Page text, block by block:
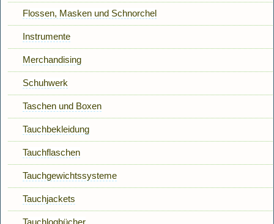
Flossen, Masken und Schnorchel
Instrumente
Merchandising
Schuhwerk
Taschen und Boxen
Tauchbekleidung
Tauchflaschen
Tauchgewichtssysteme
Tauchjackets
Tauchlogbücher